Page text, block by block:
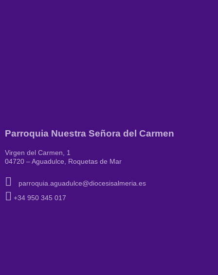
Parroquia Nuestra Señora del Carmen
Virgen del Carmen, 1
04720 – Aguadulce, Roquetas de Mar
parroquia.aguadulce@diocesisalmeria.es
+34 950 345 017